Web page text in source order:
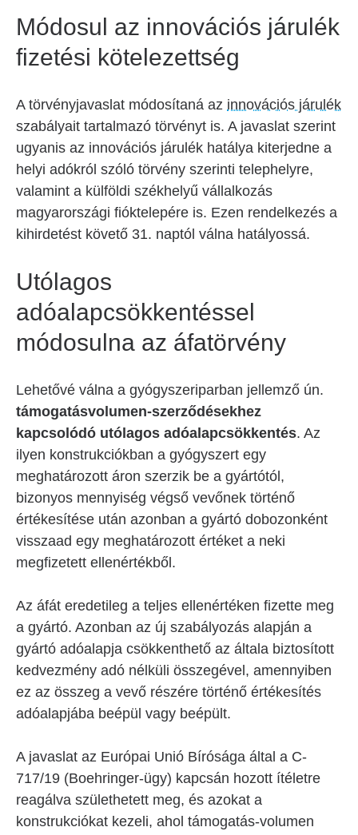
Módosul az innovációs járulék
fizetési kötelezettség
A törvényjavaslat módosítaná az innovációs járulék
szabályait tartalmazó törvényt is. A javaslat szerint
ugyanis az innovációs járulék hatálya kiterjedne a
helyi adókról szóló törvény szerinti telephelyre,
valamint a külföldi székhelyű vállalkozás
magyarországi fióktelepére is. Ezen rendelkezés a
kihirdetést követő 31. naptól válna hatályossá.
Utólagos
adóalapcsökkentéssel
módosulna az áfatörvény
Lehetővé válna a gyógyszeriparban jellemző ún.
támogatásvolumen-szerződésekhez
kapcsolódó utólagos adóalapcsökkentés. Az
ilyen konstrukciókban a gyógyszert egy
meghatározott áron szerzik be a gyártótól,
bizonyos mennyiség végső vevőnek történő
értékesítése után azonban a gyártó dobozonként
visszaad egy meghatározott értéket a neki
megfizetett ellenértékből.
Az áfát eredetileg a teljes ellenértéken fizette meg
a gyártó. Azonban az új szabályozás alapján a
gyártó adóalapja csökkenthető az általa biztosított
kedvezmény adó nélküli összegével, amennyiben
ez az összeg a vevő részére történő értékesítés
adóalapjába beépül vagy beépült.
A javaslat az Európai Unió Bírósága által a C-
717/19 (Boehringer-ügy) kapcsán hozott ítéletre
reagálva születhetett meg, és azokat a
konstrukciókat kezeli, ahol támogatás-volumen